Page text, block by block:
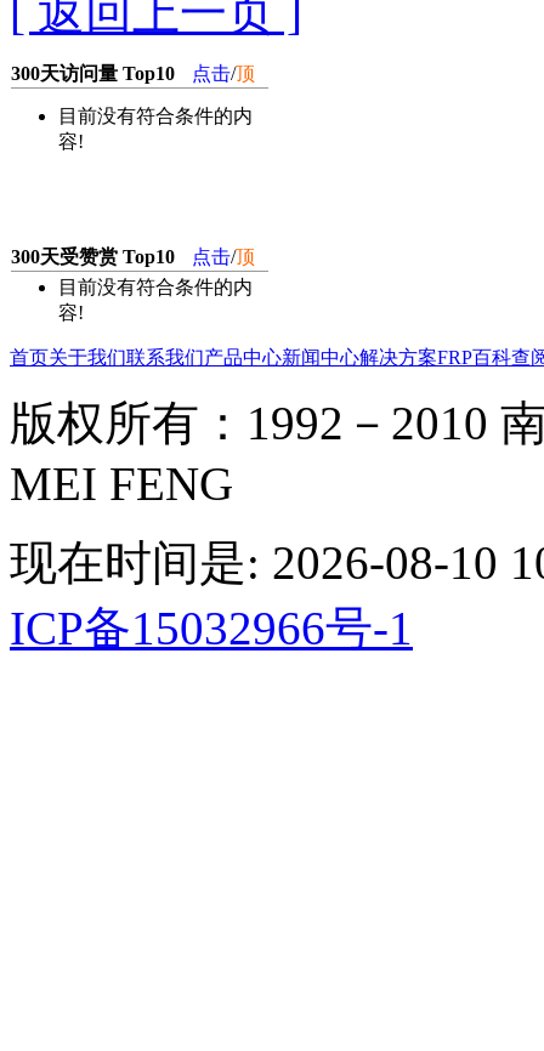
[ 返回上一页 ]
300天访问量 Top10 点击/顶
目前没有符合条件的内
容!
300天受赞赏 Top10 点击/顶
目前没有符合条件的内
容!
首页关于我们联系我们产品中心新闻中心解决方案FRP百科查
版权所有：1992－
MEI FENG
现在时间是: 2026-08-10
ICP备15032966号-1